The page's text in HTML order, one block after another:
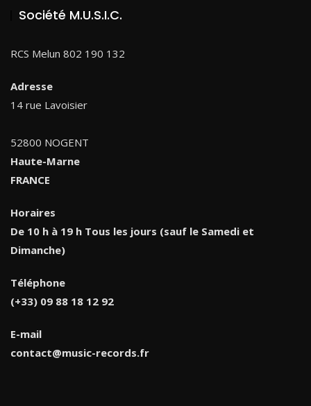
Société M.U.S.I.C.
RCS Melun 802 190 132
Adresse
14 rue Lavoisier
52800 NOGENT
Haute-Marne
FRANCE
Horaires
De 10 h à 19 h Tous les jours (sauf le Samedi et
Dimanche)
Téléphone
(+33) 09 88 18 12 92
E-mail
contact@music-records.fr